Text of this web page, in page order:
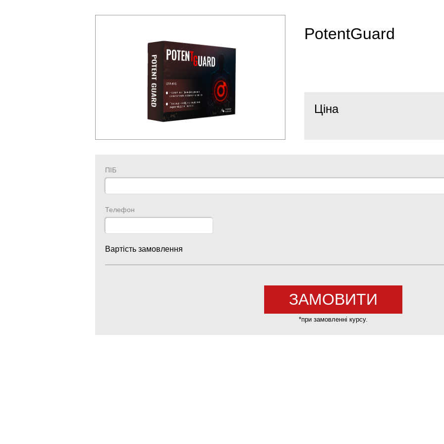
PotentGuard
Ціна
ПІБ
Телефон
Вартість замовлення
*при замовленні курсу.